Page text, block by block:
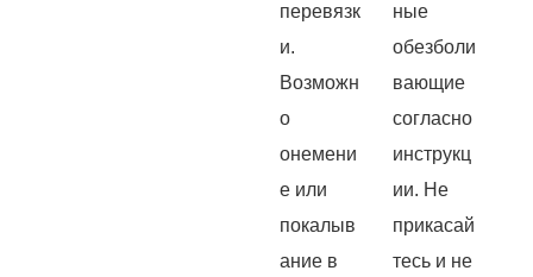
перевязк
и.
Возможн
о
онемени
е или
покалыв
ание в
ные
обезболи
вающие
согласно
инструкц
ии. Не
прикасай
тесь и не